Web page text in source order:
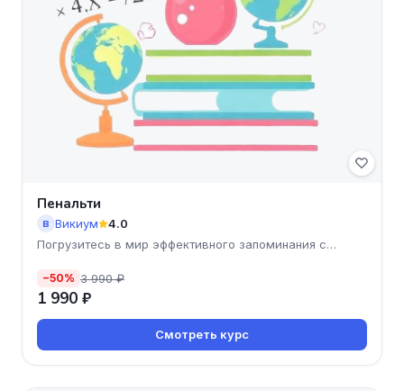
Пенальти
В Викиум
4.0
Погрузитесь в мир эффективного запоминания с
−50% 3 990 ₽
1 990 ₽
Смотреть курс